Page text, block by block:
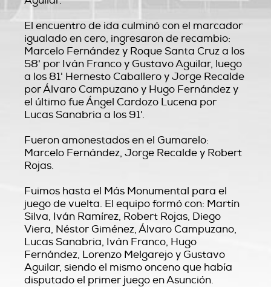
El encuentro de ida culminó con el marcador
igualado en cero, ingresaron de recambio:
Marcelo Fernández y Roque Santa Cruz a los
58' por Iván Franco y Gustavo Aguilar, luego
a los 81' Hernesto Caballero y Jorge Recalde
por Álvaro Campuzano y Hugo Fernández y
el último fue Ángel Cardozo Lucena por
Lucas Sanabria a los 91'.
Fueron amonestados en el Gumarelo:
Marcelo Fernández, Jorge Recalde y Robert
Rojas.
Fuimos hasta el Más Monumental para el
juego de vuelta. El equipo formó con: Martín
Silva, Iván Ramírez, Robert Rojas, Diego
Viera, Néstor Giménez, Álvaro Campuzano,
Lucas Sanabria, Iván Franco, Hugo
Fernández, Lorenzo Melgarejo y Gustavo
Aguilar, siendo el mismo onceno que había
disputado el primer juego en Asunción.